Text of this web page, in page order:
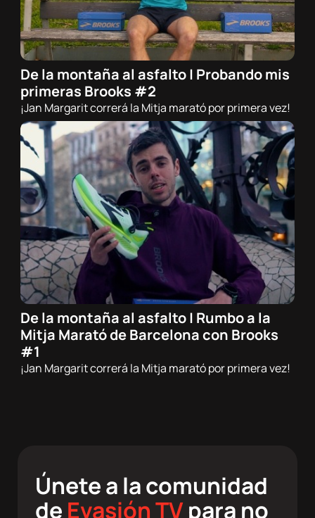
12/02/2026 - 21:00h
Trail
De la montaña al asfalto | Probando mis
primeras Brooks #2
¡Jan Margarit correrá la Mitja marató por primera vez!
10/02/2026 - 21:00h
Trail
De la montaña al asfalto | Rumbo a la
Mitja Marató de Barcelona con Brooks
#1
¡Jan Margarit correrá la Mitja marató por primera vez!
Únete a la comunidad
de Evasión TVpara no